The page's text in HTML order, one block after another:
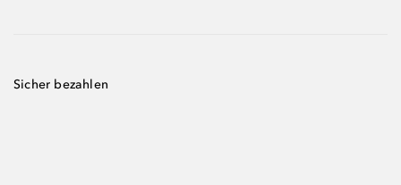
Sicher bezahlen